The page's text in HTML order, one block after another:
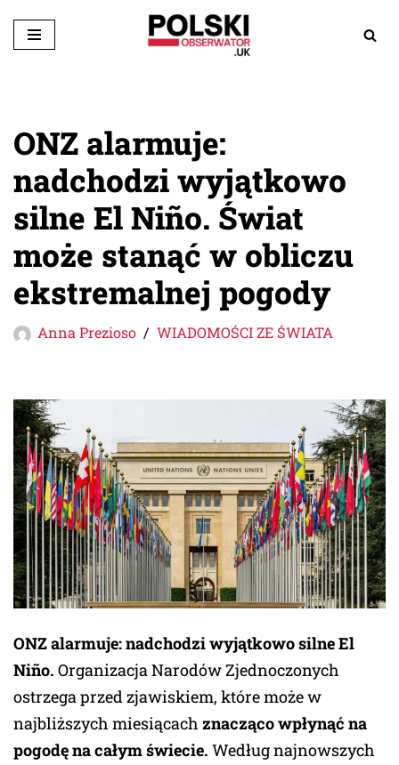
Przejdź
ONZ alarmuje:
nadchodzi wyjątkowo
silne El Niño. Świat
może stanąć w obliczu
ekstremalnej pogody
Anna Prezioso WIADOMOŚCI ZE ŚWIATA
ONZ alarmuje: nadchodzi wyjątkowo silne El
Niño. Organizacja Narodów Zjednoczonych
ostrzega przed zjawiskiem, które może w
najbliższych miesiącach znacząco wpłynąć na
pogodę na całym świecie. Według najnowszych